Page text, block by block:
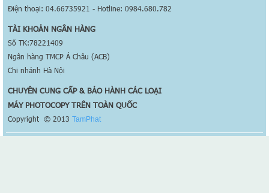
Điện thoại: 04.66735921 - Hotline: 0984.680.782
TÀI KHOẢN NGÂN HÀNG
Số TK:78221409
Ngân hàng TMCP Á Châu (ACB)
Chi nhánh Hà Nội
CHUYÊN CUNG CẤP & BẢO HÀNH CÁC LOẠI
MÁY PHOTOCOPY TRÊN TOÀN QUỐC
Copyright © 2013 TamPhat